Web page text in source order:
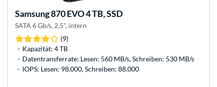
Samsung870 EVO 4 TB, SSD
SATA 6 Gb/s, 2,5", intern
(9)
Kapazität: 4 TB
Datentransferrate: Lesen: 560 MB/s, Schreiben: 530 MB/s
IOPS: Lesen: 98.000, Schreiben: 88.000